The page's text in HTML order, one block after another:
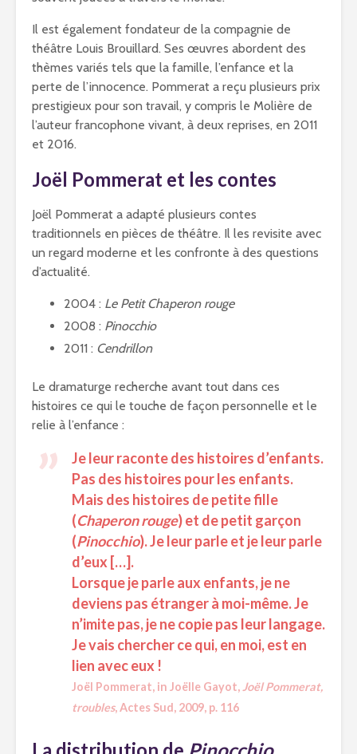
Il est également fondateur de la compagnie de
théâtre Louis Brouillard. Ses œuvres abordent des
thèmes variés tels que la famille, l’enfance et la
perte de l’innocence. Pommerat a reçu plusieurs prix
prestigieux pour son travail, y compris le Molière de
l’auteur francophone vivant, à deux reprises, en 2011
et 2016.
Joël Pommerat et les contes
Joël Pommerat a adapté plusieurs contes
traditionnels en pièces de théâtre. Il les revisite avec
un regard moderne et les confronte à des questions
d’actualité.
2004 : Le Petit Chaperon rouge
2008 : Pinocchio
2011 : Cendrillon
Le dramaturge recherche avant tout dans ces
histoires ce qui le touche de façon personnelle et le
relie à l’enfance :
Je leur raconte des histoires d’enfants.
Pas des histoires pour les enfants.
Mais des histoires de petite fille
(Chaperon rouge) et de petit garçon
(Pinocchio). Je leur parle et je leur parle
d’eux […].
Lorsque je parle aux enfants, je ne
deviens pas étranger à moi-même. Je
n’imite pas, je ne copie pas leur langage.
Je vais chercher ce qui, en moi, est en
lien avec eux !
Joël Pommerat, in Joëlle Gayot, Joël Pommerat,
troubles, Actes Sud, 2009, p. 116